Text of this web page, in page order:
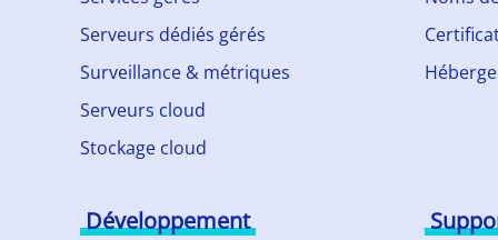
Serveurs dédiés gérés
Surveillance & métriques
Serveurs cloud
Stockage cloud
Développement